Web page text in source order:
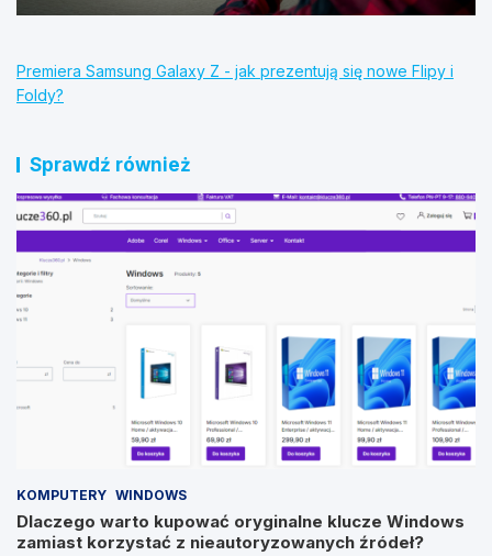
Premiera Samsung Galaxy Z - jak prezentują się nowe Flipy i
Foldy?
Sprawdź również
KOMPUTERY WINDOWS
Dlaczego warto kupować oryginalne klucze Windows
zamiast korzystać z nieautoryzowanych źródeł?